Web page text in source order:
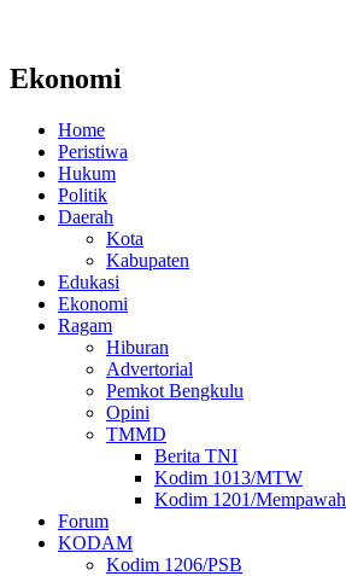
Ekonomi
Home
Peristiwa
Hukum
Politik
Daerah
Kota
Kabupaten
Edukasi
Ekonomi
Ragam
Hiburan
Advertorial
Pemkot Bengkulu
Opini
TMMD
Berita TNI
Kodim 1013/MTW
Kodim 1201/Mempawah
Forum
KODAM
Kodim 1206/PSB